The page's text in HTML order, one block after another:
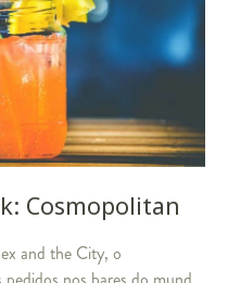
Cosmopolitan
and the City, o